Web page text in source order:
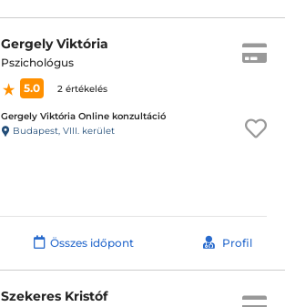
Gergely Viktória
Pszichológus
5.0
2 értékelés
Gergely Viktória Online konzultáció
Budapest, VIII. kerület
Összes időpont Profil
Szekeres Kristóf